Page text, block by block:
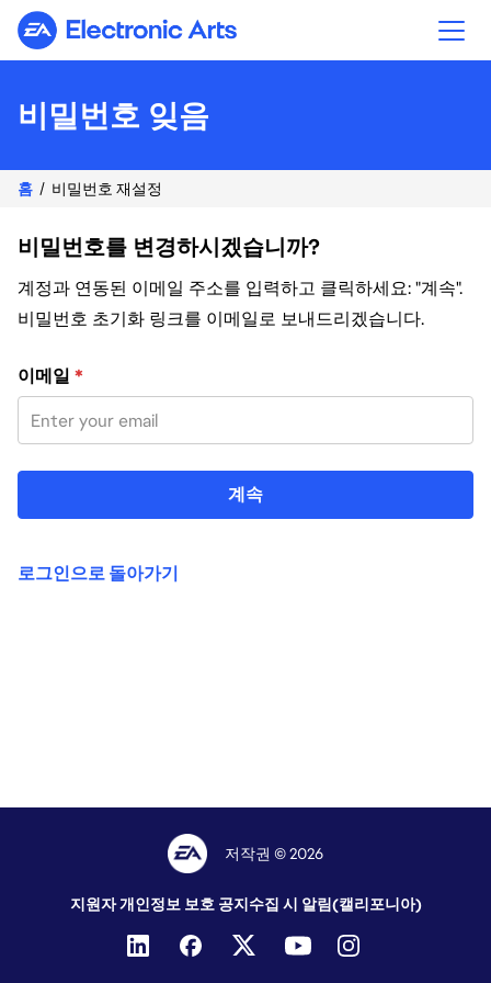
Electronic Arts
비밀번호 잊음
홈 비밀번호 재설정
비밀번호를 변경하시겠습니까?
계정과 연동된 이메일 주소를 입력하고 클릭하세요: "계속".
비밀번호 초기화 링크를 이메일로 보내드리겠습니다.
이메일 주소로 비밀번호 재설정
이메일 *
계속
로그인으로 돌아가기
저작권 © 2026
지원자 개인정보 보호 공지수집 시 알림(캘리포니아)